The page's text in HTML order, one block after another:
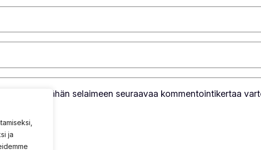
ja
sivustoni tähän selaimeen seuraavaa kommentointikertaa